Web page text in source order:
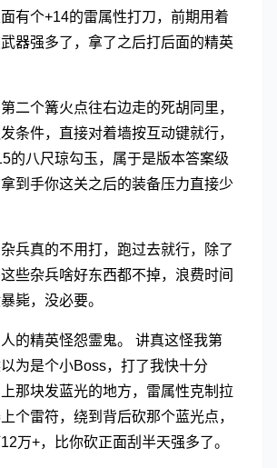
有个+14的雷属性打刀，前期用着
器强多了，拿了之后打后面的精英
二个篝火点往右边走的死胡同里，
条件，直接对着墙按互动键就行，
的八尺琼勾玉，属于是版本答案级
到手你这关之后的装备压力直接少
兵真的不用打，跑过去就行，除了
些杂兵啥好东西都不掉，浪费时间
毙，没必要。
的精英怪怨霊鬼。 讲真这怪我第
为是个小Boss，打了我快十分
那块发蓝光的地方，雷属性克制拉
个雷符，绕到背后砍那个蓝光点，
万+，比你砍正面刮半天强多了。